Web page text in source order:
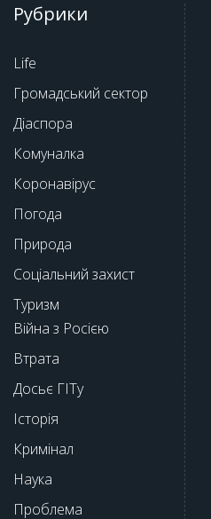
Рубрики
Life
Громадський сектор
Діаспора
Комуналка
Коронавірус
Погода
Природа
Соціальний захист
Туризм
Війна з Росією
Втрата
Досьє ГІТу
Історія
Кримінал
Наука
Проблема